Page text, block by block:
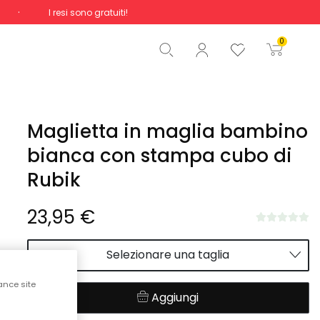
I resi sono gratuiti!
0
Totale 0,00 €
Inizio ordine
Maglietta in maglia bambino
bianca con stampa cubo di
Rubik
23,95 €
Selezionare una taglia
Aggiungi
site